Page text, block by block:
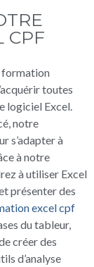
CPF
formation
toutes
logiciel Excel.
notre
s’adapter à
à notre
à utiliser Excel
présenter des
excel cpf
du tableur,
créer des
d’analyse